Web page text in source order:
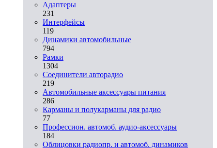
Адаптеры
231
Интерфейсы
119
Динамики автомобильные
794
Рамки
1304
Соединители авторадио
219
Автомобильные аксессуары питания
286
Карманы и полукарманы для радио
77
Профессион. автомоб. аудио-аксессуары
184
Облицовки радиопр. и автомоб. динамиков